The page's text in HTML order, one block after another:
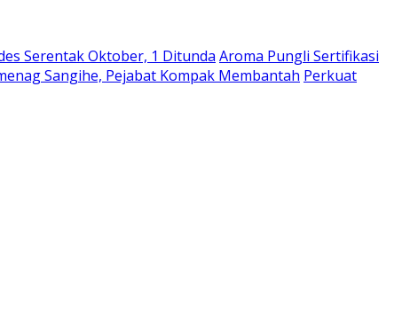
Serentak Oktober, 1 Ditunda Aroma Pungli Sertifikasi
Sangihe, Pejabat Kompak Membantah Perkuat